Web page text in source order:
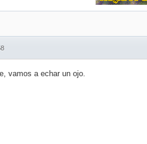
vamos a echar un ojo.